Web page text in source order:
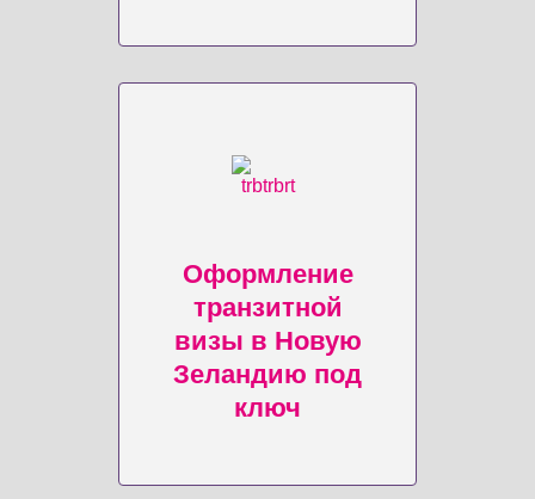
Оформление
транзитной
визы в Новую
Зеландию под
ключ